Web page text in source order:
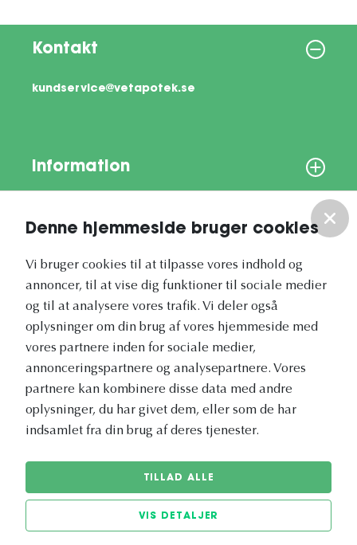
Denne hjemmeside bruger cookies
Vi bruger cookies til at tilpasse vores indhold og
annoncer, til at vise dig funktioner til sociale medier
og til at analysere vores trafik. Vi deler også
oplysninger om din brug af vores hjemmeside med
vores partnere inden for sociale medier,
annonceringspartnere og analysepartnere. Vores
partnere kan kombinere disse data med andre
oplysninger, du har givet dem, eller som de har
indsamlet fra din brug af deres tjenester.
TILLAD ALLE
VIS DETALJER
Kontakt
kundservice@vetapotek.se
Information
Vores nyhedsbrev
Vetapotek.dk er en del af
Evidensia
Dyresundhedspleje
© 2026 Vetapotek